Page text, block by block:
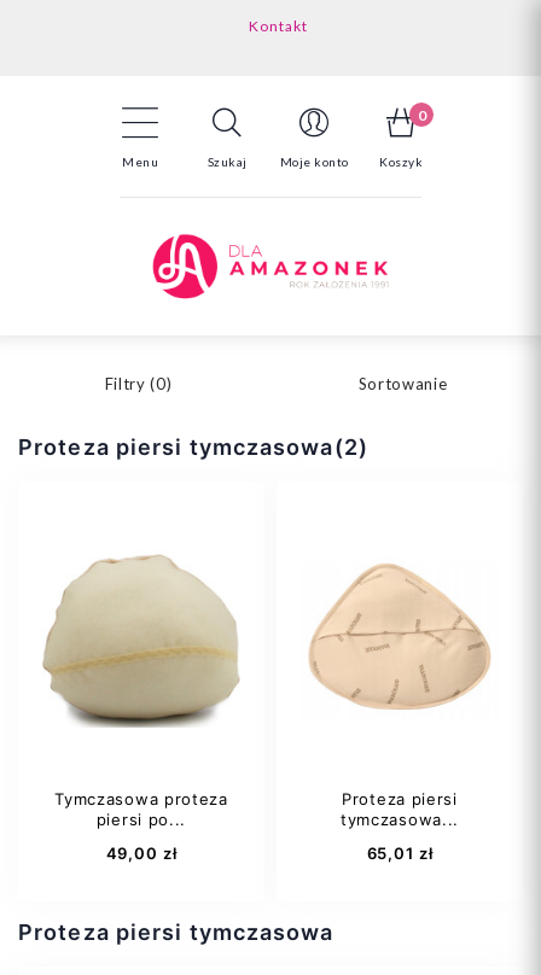
Kontakt
Menu Szukaj Moje konto
0
Koszyk
Proteza piersi tymczasowa
Filtry (0) Sortowanie
Proteza piersi tymczasowa(2)
Tymczasowa proteza
piersi po...
49,00 zł
Proteza piersi
tymczasowa...
65,01 zł